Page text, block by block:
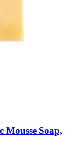
Mousse Soap,